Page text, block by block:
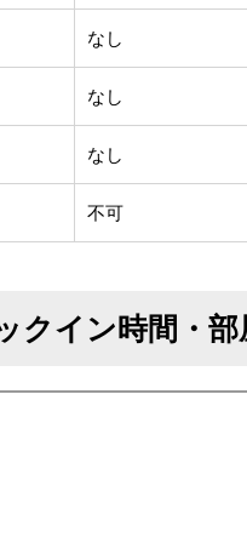
なし
なし
なし
不可
クイン時間・